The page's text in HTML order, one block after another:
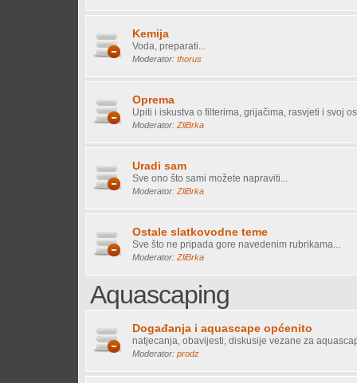
Kemija
Voda, preparati...
Moderator: thorus
Oprema
Upiti i iskustva o filterima, grijačima, rasvjeti i svoj
Moderator: ZliBrka
Uradi sam
Sve ono što sami možete napraviti...
Moderator: ZliBrka
Ostale slatkovodne teme
Sve što ne pripada gore navedenim rubrikama...
Moderator: ZliBrka
Aquascaping
Događanja i aquascape općenito
natjecanja, obavijesti, diskusije vezane za
Moderator: prodz